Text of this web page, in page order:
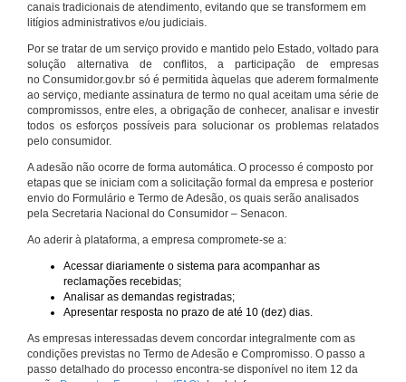
canais tradicionais de atendimento, evitando que se transformem em
litígios administrativos e/ou judiciais.
Por se tratar de um serviço provido e mantido pelo Estado, voltado para
solução alternativa de conflitos, a participação de empresas
no Consumidor.gov.br só é permitida àquelas que aderem formalmente
ao serviço, mediante assinatura de termo no qual aceitam uma série de
compromissos, entre eles, a obrigação de conhecer, analisar e investir
todos os esforços possíveis para solucionar os problemas relatados
pelo consumidor.
A adesão não ocorre de forma automática. O processo é composto por
etapas que se iniciam com a solicitação formal da empresa e posterior
envio do Formulário e Termo de Adesão, os quais serão analisados
pela Secretaria Nacional do Consumidor – Senacon.
Ao aderir à plataforma, a empresa compromete-se a:
Acessar diariamente o sistema para acompanhar as
reclamações recebidas;
Analisar as demandas registradas;
Apresentar resposta no prazo de até 10 (dez) dias.
As empresas interessadas devem concordar integralmente com as
condições previstas no Termo de Adesão e Compromisso. O passo a
passo detalhado do processo encontra-se disponível no item 12 da